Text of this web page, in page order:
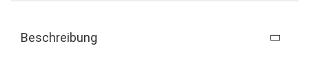
Beschreibung